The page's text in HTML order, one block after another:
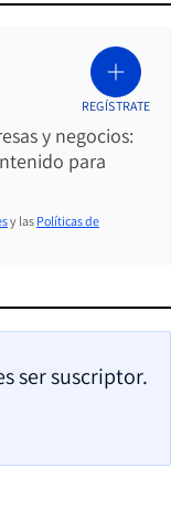
y negocios:
para
REGÍSTRATE
y las Políticas de
ser suscriptor.